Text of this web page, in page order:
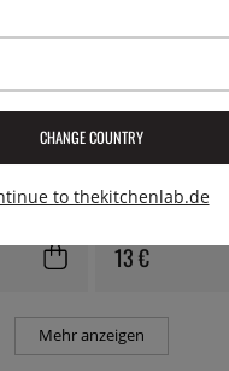
- Exxent Barlöffel, 27 cm -
13 €
Mehr anzeigen
CHANGE COUNTRY
to thekitchenlab.de